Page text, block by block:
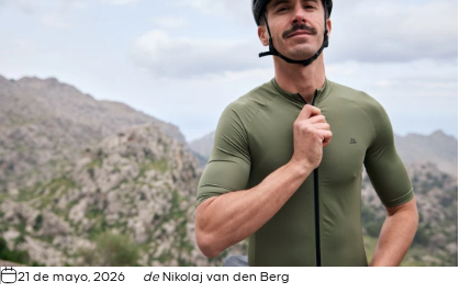
21 de mayo, 2026 deNikolaj van den Berg